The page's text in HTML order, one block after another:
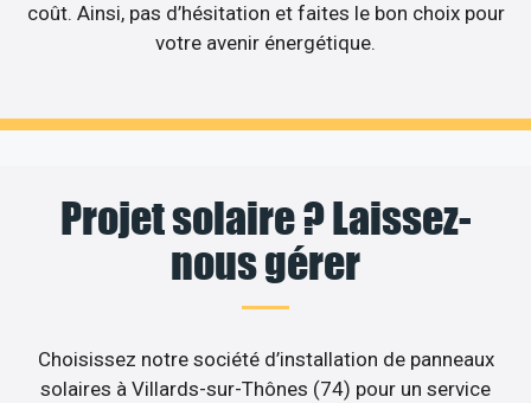
coût. Ainsi, pas d’hésitation et faites le bon choix pour
votre avenir énergétique.
Projet solaire ? Laissez-
nous gérer
Choisissez notre société d’installation de panneaux
solaires à Villards-sur-Thônes (74) pour un service